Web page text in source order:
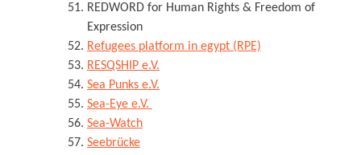
REDWORD for Human Rights & Freedom of
Expression
Refugees platform in egypt (RPE)
RESQSHIP e.V.
Sea Punks e.V.
Sea-Eye e.V.
Sea-Watch
Seebrücke